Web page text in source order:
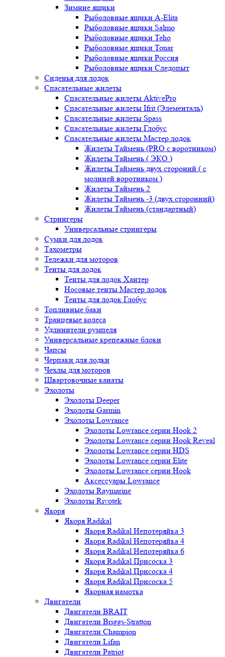
Зимние ящики
Рыболовные ящики A-Elita
Рыболовные ящики Salmo
Рыболовные ящики Teho
Рыболовные ящики Tonar
Рыболовные ящики Россия
Рыболовные ящики Следопыт
Сиденья для лодок
Спасательные жилеты
Спасательные жилеты AktivePro
Спасательные жилеты Ifrit (Элементаль)
Спасательные жилеты Spass
Спасательные жилеты Глобус
Спасательные жилеты Мастер лодок
Жилеты Таймень (PRO c воротником)
Жилеты Таймень ( ЭКО )
Жилеты Таймень двух стороний ( с
молнией воротником )
Жилеты Таймень 2
Жилеты Таймень -3 (двух.сторонний)
Жилеты Таймень (стандартный)
Стрингеры
Универсальные стрингеры
Сумки для лодок
Тахометры
Тележки для моторов
Тенты для лодок
Тенты для лодок Хантер
Носовые тенты Мастер лодок
Тенты для лодок Глобус
Топливные баки
Транцевые колеса
Удлинители румпеля
Универсальные крепежные блоки
Чапсы
Черпаки для лодки
Чехлы для моторов
Швартовочные канаты
Эхолоты
Эхолоты Deeper
Эхолоты Garmin
Эхолоты Lowrance
Эхолоты Lowrance серии Hook 2
Эхолоты Lowrance серии Hook Reveal
Эхолоты Lowrance серии HDS
Эхолоты Lowrance серии Elite
Эхолоты Lowrance серии Hook
Аксессуары Lowrance
Эхолоты Raymarine
Эхолоты Rivotek
Якоря
Якоря Radikal
Якоря Radikal Непотеряйка 3
Якоря Radikal Непотеряйка 4
Якоря Radikal Непотеряйка 6
Якоря Radikal Присоска 3
Якоря Radikal Присоска 4
Якоря Radikal Присоска 5
Якорная намотка
Двигатели
Двигатели BRAIT
Двигатели Briggs-Stratton
Двигатели Champion
Двигатели Lifan
Двигатели Patriot